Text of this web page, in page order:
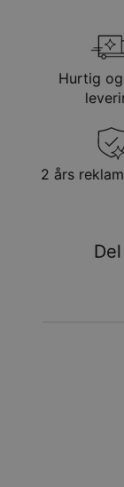
Stil/kollektion
Metode
Gratis levering
Hastelevering
Du vil ikke
Vær
Hurtig
2 års